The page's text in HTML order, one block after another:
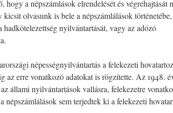
a népszámlások elrendelését és végrehajtását
olvasunk is bele a népszámlálások történetébe,
nyilvántartását, vagy az adózó
népességnyilvántartás a felekezeti
az erre vonatkozó adatokat is rögzítette. Az 1948.
állami nyilvántartások vallásra, felekezetre
népszámlálások sem terjedtek ki a felekezeti